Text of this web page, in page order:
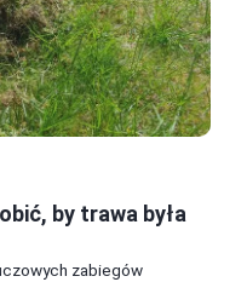
by trawa była
zabiegów